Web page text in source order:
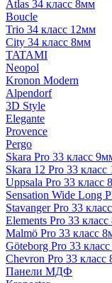
Atlas 34 класс 8мм
Boucle
Trio 34 класс 12мм
City 34 класс 8мм
TATAMI
Neopol
Kronon Modern
Alpendorf
3D Style
Elegante
Provence
Pergo
Skara Pro 33 класс
Skara 12 Pro 33
Uppsala Pro 33 класс
Sensation Wide Long
Stavanger Pro 33
Elements Pro 33
Malmö Pro 33 класс
Göteborg Pro 33
Chevron Pro 33 класс
Панели МДФ